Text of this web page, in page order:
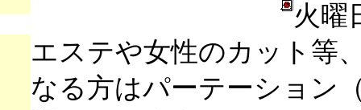
火曜
エステや女性のカット等
なる方はパーテーション